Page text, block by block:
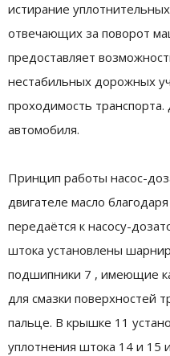
истирание
отвечающих за поворот
предоставляет
нестабильных дорожных
проходимость
автомобиля.
Принцип работы насос-
двигателе масло
передаётся к насосу-
штока установлены
подшипники 7 , имеющие
для смазки поверхностей
пальце. В крышке 11
уплотнения штока 14 и 15